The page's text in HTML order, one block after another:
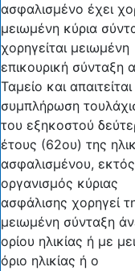
ασφαλισμένο έχει
μειωμένη κύρια
χορηγείται μειωμένη
επικουρική σύνταξη
Ταμείο και
συμπλήρωση
του εξηκοστού
έτους (62ου) της
ασφαλισμένου,
οργανισμός κύριας
ασφάλισης χορηγεί
μειωμένη σύνταξη
ορίου ηλικίας ή με
όριο ηλικίας ή ο